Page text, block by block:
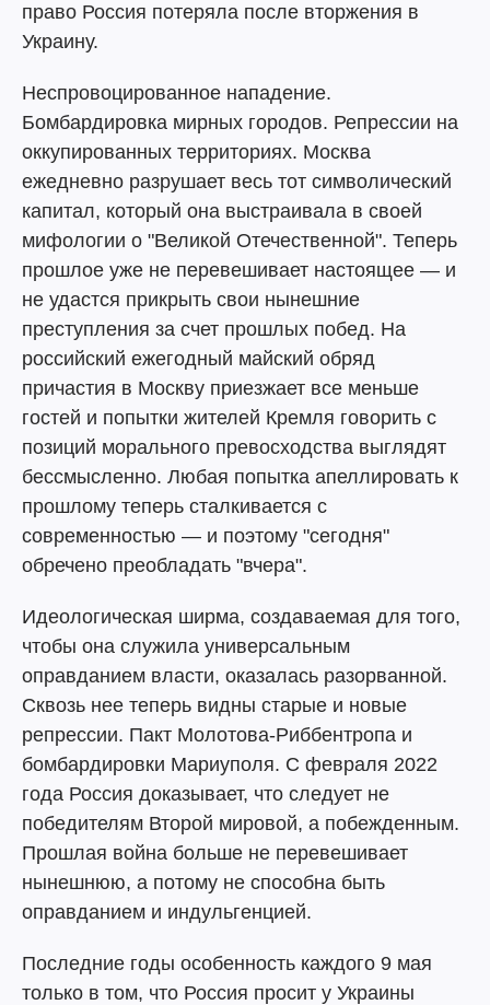
право Россия потеряла после вторжения в
Украину.
Неспровоцированное нападение.
Бомбардировка мирных городов. Репрессии на
оккупированных территориях. Москва
ежедневно разрушает весь тот символический
капитал, который она выстраивала в своей
мифологии о "Великой Отечественной". Теперь
прошлое уже не перевешивает настоящее — и
не удастся прикрыть свои нынешние
преступления за счет прошлых побед. На
российский ежегодный майский обряд
причастия в Москву приезжает все меньше
гостей и попытки жителей Кремля говорить с
позиций морального превосходства выглядят
бессмысленно. Любая попытка апеллировать к
прошлому теперь сталкивается с
современностью — и поэтому "сегодня"
обречено преобладать "вчера".
Идеологическая ширма, создаваемая для того,
чтобы она служила универсальным
оправданием власти, оказалась разорванной.
Сквозь нее теперь видны старые и новые
репрессии. Пакт Молотова-Риббентропа и
бомбардировки Мариуполя. С февраля 2022
года Россия доказывает, что следует не
победителям Второй мировой, а побежденным.
Прошлая война больше не перевешивает
нынешнюю, а потому не способна быть
оправданием и индульгенцией.
Последние годы особенность каждого 9 мая
только в том, что Россия просит у Украины